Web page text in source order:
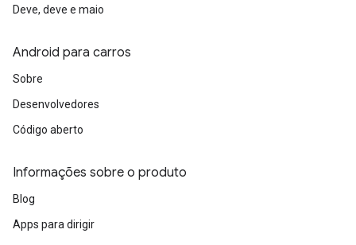
Deve, deve e maio
Android para carros
Sobre
Desenvolvedores
Código aberto
Informações sobre o produto
Blog
Apps para dirigir